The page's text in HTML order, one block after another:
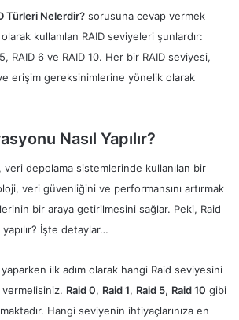
Türleri Nelerdir? sorusuna cevap vermek
kullanılan RAID seviyeleri şunlardır:
RAID 6 ve RAID 10. Her bir RAID seviyesi,
erişim gereksinimlerine yönelik olarak
Nasıl Yapılır?
depolama sistemlerinde kullanılan bir
veri güvenliğini ve performansını artırmak
bir araya getirilmesini sağlar. Peki, Raid
İşte detaylar…
ilk adım olarak hangi Raid seviyesini
vermelisiniz. Raid 0, Raid 1, Raid 5, Raid 10 gibi
Hangi seviyenin ihtiyaçlarınıza en